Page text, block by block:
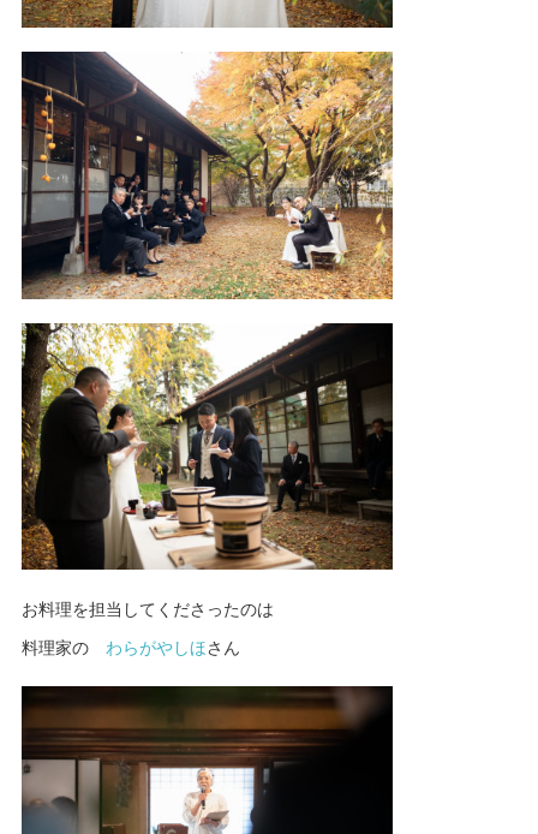
お料理を担当してくださったのは
料理家のわらがやしほさん